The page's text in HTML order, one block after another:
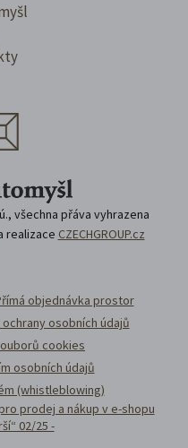
všechna přáva vyhrazena
realizace CZECHGROUP.cz
objednávka prostor
ochrany osobních údajů
cookies
osobních údajů
(whistleblowing)
prodej a nákup v e-shopu
02/25 -